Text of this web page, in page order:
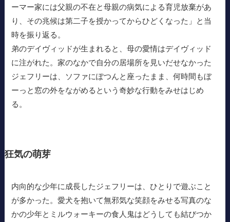
ーマー家には父親の不在と母親の病気による育児放棄があ
り、その兆候は第二子を授かってからひどくなった」と当
時を振り返る。
弟のデイヴィッドが生まれると、母の愛情はデイヴィッド
に注がれた。家のなかで自分の居場所を見いだせなかった
ジェフリーは、ソファにぽつんと座ったまま、何時間もぼ
ーっと窓の外をながめるという奇妙な行動をみせはじめ
る。
狂気の萌芽
内向的な少年に成長したジェフリーは、ひとりで遊ぶこと
が多かった。愛犬を抱いて無邪気な笑顔をみせる写真のな
かの少年とミルウォーキーの食人鬼はどうしても結びつか